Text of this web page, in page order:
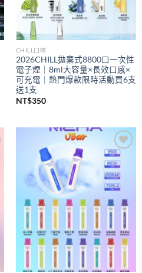
CHILL口味
2026CHILL拋棄式8800口一次性
電子煙｜8ml大容量×長效口感×
可充電｜熱門爆款限時活動買6支
送1支
NT$350
Add to
wishlist